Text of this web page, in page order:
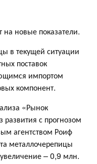
новые показатели.
в текущей ситуации
поставок
импортом
компонент.
«Рынок
с прогнозом
агентством Роиф
металлочерепицы
– 0,9 млн.